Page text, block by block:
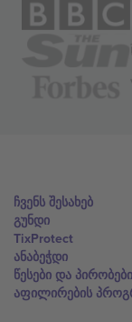
ჩვენს შესახებ
გუნდი
TixProtect
ანაბეჭდი
წესები და პირობები
აფილირების